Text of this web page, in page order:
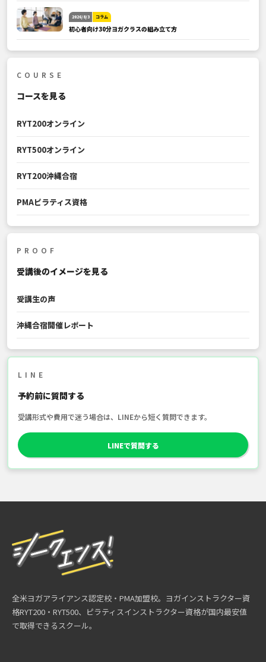
2026/8/3 コラム
初心者向け30分ヨガクラスの組み立て方
COURSE
コースを見る
RYT200オンライン
RYT500オンライン
RYT200沖縄合宿
PMAピラティス資格
PROOF
受講後のイメージを見る
受講生の声
沖縄合宿開催レポート
LINE
予約前に質問する
受講形式や費用で迷う場合は、LINEから短く質問できます。
LINEで質問する
全米ヨガアライアンス認定校・PMA加盟校。ヨガインストラクター資
格RYT200・RYT500、ピラティスインストラクター資格が国内最安値
で取得できるスクール。